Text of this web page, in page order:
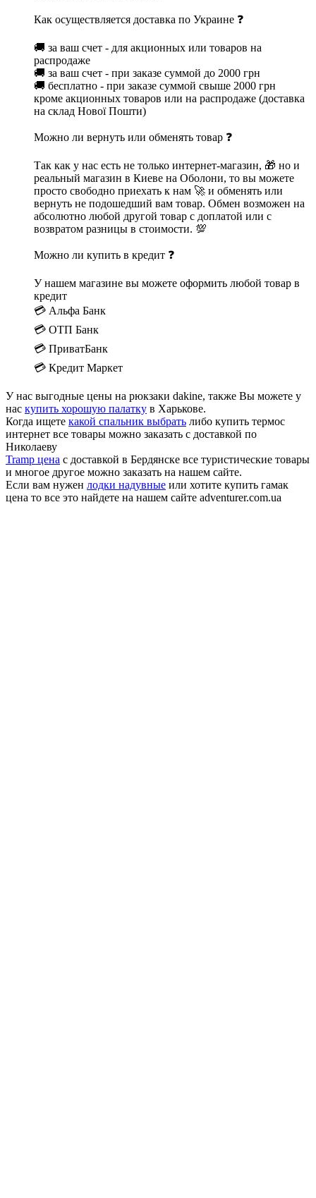
Как осуществляется доставка по Украине ❓
🚚 за ваш счет - для акционных или товаров на
распродаже
🚚 за ваш счет - при заказе суммой до 2000 грн
🚚 бесплатно - при заказе суммой свыше 2000 грн
кроме акционных товаров или на распродаже (доставка
на склад Нової Пошти)
Можно ли вернуть или обменять товар ❓
Так как у нас есть не только интернет-магазин, 🎁 но и
реальный магазин в Киеве на Оболони, то вы можете
просто свободно приехать к нам 🚀 и обменять или
вернуть не подошедший вам товар. Обмен возможен на
абсолютно любой другой товар с доплатой или с
возвратом разницы в стоимости. 💯
Можно ли купить в кредит ❓
У нашем магазине вы можете оформить любой товар в
кредит
💳 Альфа Банк
💳 ОТП Банк
💳 ПриватБанк
💳 Кредит Маркет
У нас выгодные цены на рюкзаки dakine, также Вы можете у
нас купить хорошую палатку в Харькове.
Когда ищете какой спальник выбрать либо купить термос
интернет все товары можно заказать с доставкой по
Николаеву
Tramp цена с доставкой в Бердянске все туристические товары
и многое другое можно заказать на нашем сайте.
Если вам нужен лодки надувные или хотите купить гамак
цена то все это найдете на нашем сайте adventurer.com.ua